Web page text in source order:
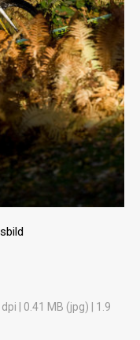
| 0.41 MB (jpg) | 1.9